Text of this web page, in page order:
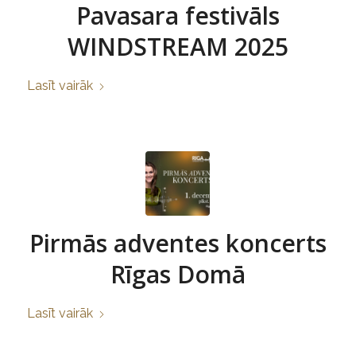
Pavasara festivāls
WINDSTREAM 2025
Lasīt vairāk
Pirmās adventes koncerts
Rīgas Domā
Lasīt vairāk